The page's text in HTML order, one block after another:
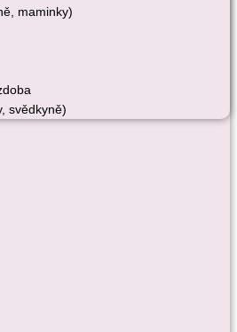
maminky)
svědkyně)